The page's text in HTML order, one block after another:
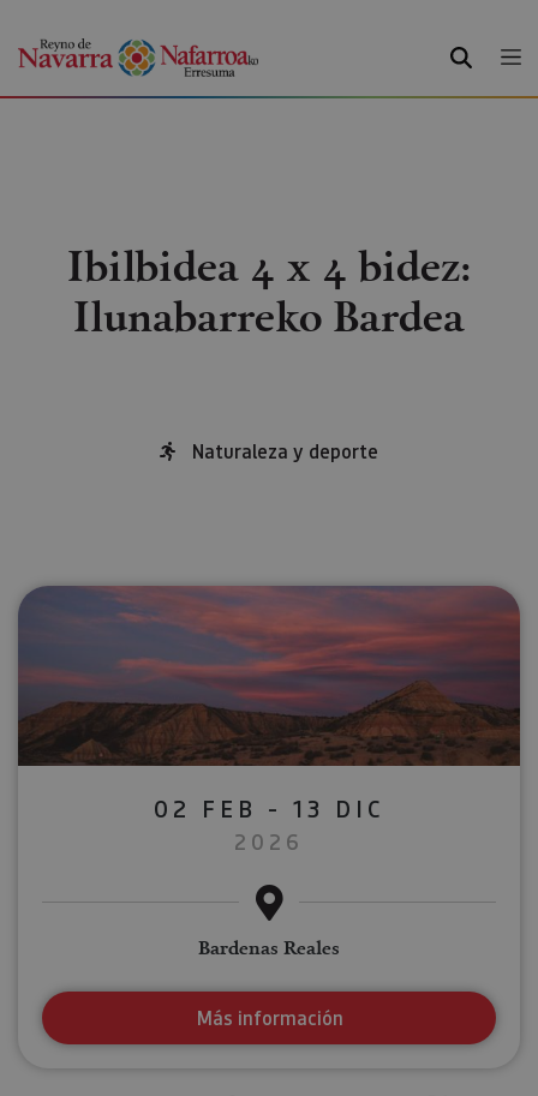
BILATU
Ibilbidea 4 x 4 bidez:
Ilunabarreko Bardea
Naturaleza y deporte
02 FEB - 13 DIC
2026
Bardenas Reales
Más información